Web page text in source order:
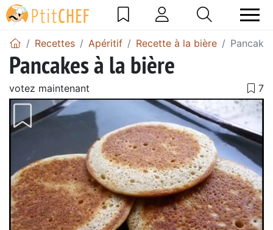
Recettes Apéritif Recette à la bière
Pancakes à la bière
votez maintenant